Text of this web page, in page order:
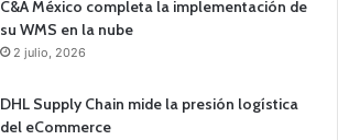
C&A México completa la implementación de
su WMS en la nube
2 julio, 2026
DHL Supply Chain mide la presión logística
del eCommerce